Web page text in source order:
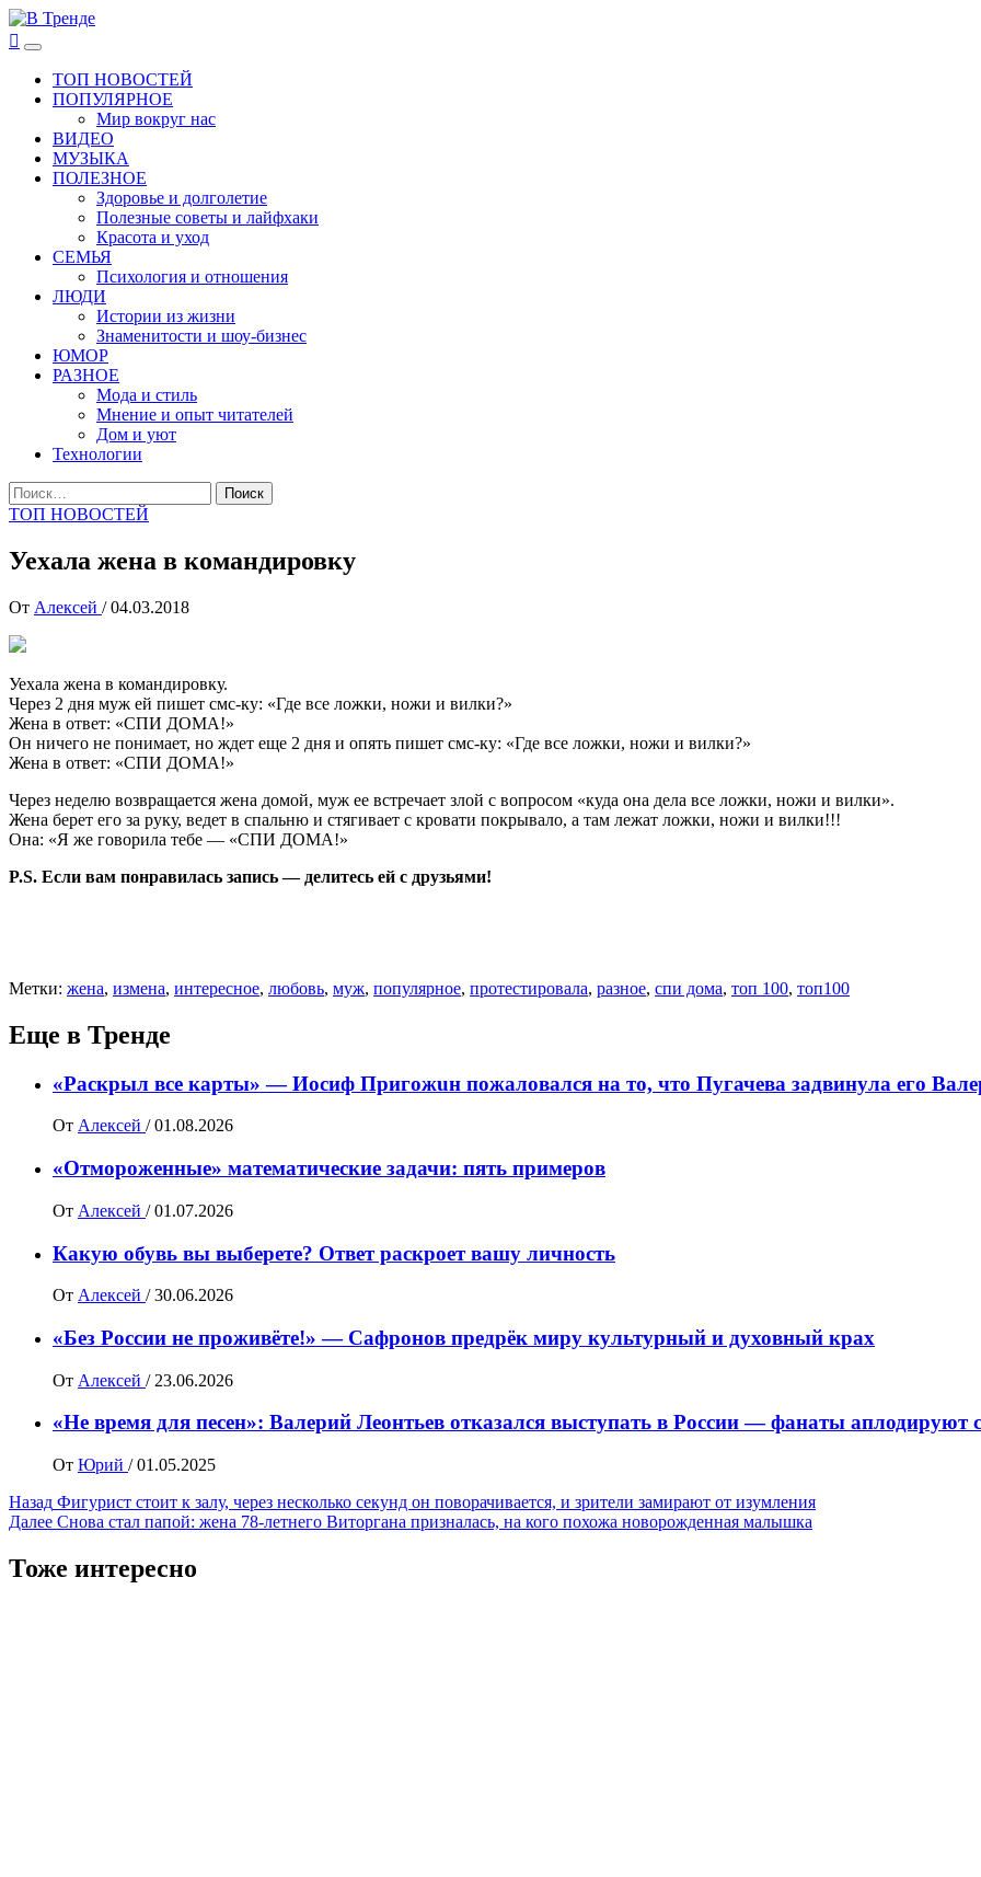
Перейти
к
содержимому
В Тренде
Самые свежие новости интернета
Основное
менюТОП НОВОСТЕЙ
ПОПУЛЯРНОЕ
Мир вокруг нас
ВИДЕО
МУЗЫКА
ПОЛЕЗНОЕ
Здоровье и долголетие
Полезные советы и лайфхаки
Красота и уход
СЕМЬЯ
Психология и отношения
ЛЮДИ
Истории из жизни
Знаменитости и шоу-бизнес
ЮМОР
РАЗНОЕ
Мода и стиль
Мнение и опыт читателей
Дом и уют
Технологии
Найти:
ТОП НОВОСТЕЙ
Уехала жена в командировку
От Алексей / 04.03.2018
Уехала жена в командировку.
Через 2 дня муж ей пишет смс-ку: «Где все ложки, ножи и вилки?»
Жена в ответ: «СПИ ДОМА!»
Он ничего не понимает, но ждет еще 2 дня и опять пишет смс-ку: «Где все ложки, ножи и вилки?»
Жена в ответ: «СПИ ДОМА!»
Через неделю возвращается жена домой, муж ее встречает злой с вопросом «куда она дела все ложки, ножи и вилки».
Жена берет его за руку, ведет в спальню и стягивает с кровати покрывало, а там лежат ложки, ножи и вилки!!!
Она: «Я же говорила тебе — «СПИ ДОМА!»
P.S. Если вам понравилась запись — делитесь ей с друзьями!
Метки: жена, измена, интересное, любовь, муж, популярное, протестировала, разное, спи дома, топ 100, топ100
Еще в Тренде
«Раскрыл все карты» — Иосиф Пpигожuн пожалoвался на то, что Пугачева задвинула его
От Алексей / 01.08.2026
«Отмороженные» математические задачи: пять примеров
От Алексей / 01.07.2026
Какую обувь вы выберете? Ответ раскроет вашу личность
От Алексей / 30.06.2026
«Без России не проживёте!» — Сафронов предрёк миру культурный и духовный крах
От Алексей / 23.06.2026
«Не время для песен»: Валерий Леонтьев отказался выступать в России — фанаты аплодируют
От Юрий / 01.05.2025
Навигация
записи
Назад Фигурист стоит к залу, через несколько секунд он поворачивается, и зрители замирают от изумления
Далее Снова стал папой: жена 78-летнего Виторгана призналась, на кого похожа новорожденная малышка
Тоже интересно